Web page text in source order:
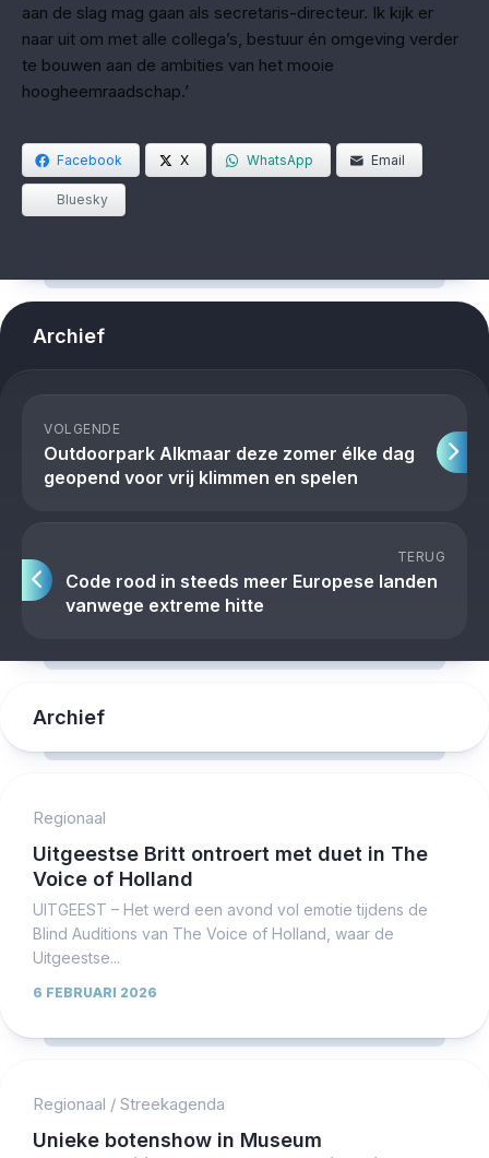
aan de slag mag gaan als secretaris-directeur. Ik kijk er
naar uit om met alle collega’s, bestuur én omgeving verder
te bouwen aan de ambities van het mooie
hoogheemraadschap.’
Facebook X WhatsApp Email
Bluesky
Archief
VOLGENDE
Outdoorpark Alkmaar deze zomer élke dag
geopend voor vrij klimmen en spelen
TERUG
Code rood in steeds meer Europese landen
vanwege extreme hitte
Archief
Regionaal
Uitgeestse Britt ontroert met duet in The
Voice of Holland
UITGEEST – Het werd een avond vol emotie tijdens de
Blind Auditions van The Voice of Holland, waar de
Uitgeestse...
6 FEBRUARI 2026
Regionaal / Streekagenda
Unieke botenshow in Museum